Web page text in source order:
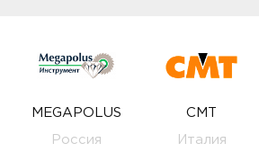
MEGAPOLUS
Россия
CMT
Италия